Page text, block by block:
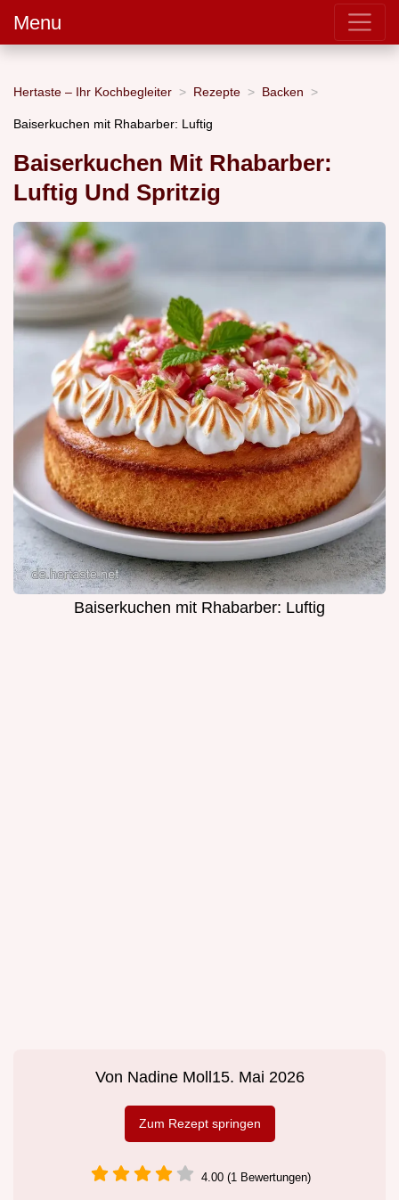
Menu
Hertaste – Ihr Kochbegleiter Rezepte Backen
Baiserkuchen mit Rhabarber: Luftig
Baiserkuchen Mit Rhabarber:
Luftig Und Spritzig
Baiserkuchen mit Rhabarber: Luftig
Von Nadine Moll 15. Mai 2026
Zum Rezept springen
4.00 (1 Bewertungen)